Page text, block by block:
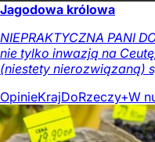
Jagodowa królowa
NIEPRAKTYCZNA PANI
nie tylko inwazją na
(niestety nierozwiązaną)
OpinieKrajDoRzeczy+W